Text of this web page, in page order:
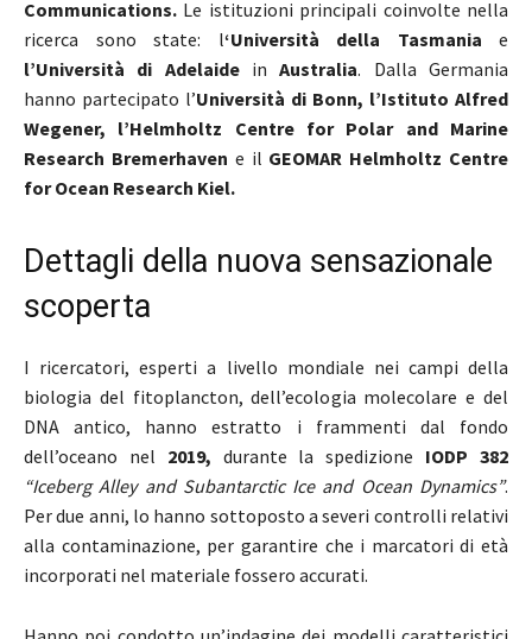
Communications. Le istituzioni principali coinvolte nella
ricerca sono state: l‘Università della Tasmania e
l’Università di Adelaide inAustralia. Dalla Germania
hanno partecipato l’Università di Bonn, l’Istituto Alfred
Wegener, l’Helmholtz Centre for Polar and Marine
Research Bremerhaven e il GEOMAR Helmholtz Centre
for Ocean Research Kiel.
Dettagli della nuova sensazionale
scoperta
I ricercatori, esperti a livello mondiale nei campi della
biologia del fitoplancton, dell’ecologia molecolare e del
DNA antico, hanno estratto i frammenti dal fondo
dell’oceano nel 2019, durante la spedizione IODP 382
“Iceberg Alley and Subantarctic Ice and Ocean Dynamics”.
Per due anni, lo hanno sottoposto a severi controlli relativi
alla contaminazione, per garantire che i marcatori di età
incorporati nel materiale fossero accurati.